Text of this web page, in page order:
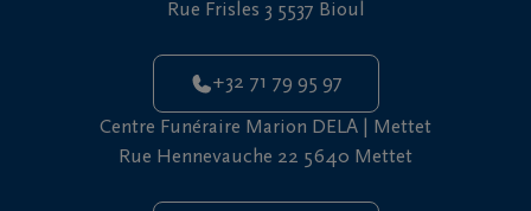
Rue Frisles 3 5537 Bioul
+32 71 79 95 97
Centre Funéraire Marion DELA | Mettet
Rue Hennevauche 22 5640 Mettet